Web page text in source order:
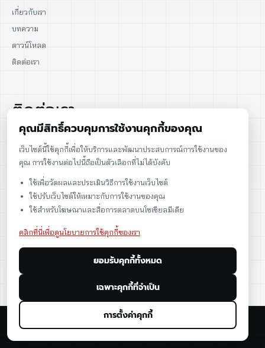
เกี่ยวกับเรา
บทความ
ดาวน์โหลด
ติดต่อเรา
ติดต่อเรา
086-086-2000
sales@cst.co.th
© 2026 CST Instruments (Thailand) Co., Ltd. All rights reserved.
คุณมีสิทธิ์ควบคุมการใช้งานคุกกี้ของคุณ
เว็บไซต์นี้ใช้คุกกี้เพื่อให้บริการและพัฒนาประสบการณ์การใช้งานของ
คุณ การใช้งานต่อไปนี้ถือเป็นตัวเลือกที่ไม่ได้บังคับ
ใช้เพื่อวัดผลและประเมินวิธีการใช้งานเว็บไซต์
ใช้ปรับเว็บไซต์ให้เหมาะกับการใช้งานของคุณ
ใช้สำหรับโฆษณาและสื่อการตลาดบนโซเชียลมีเดีย
คลิกที่นี่เพื่อดูนโยบายการใช้คุกกี้ของเรา
ยอมรับคุกกี้ทั้งหมด
เฉพาะคุกกี้ที่จำเป็น
การตั้งค่าคุกกี้